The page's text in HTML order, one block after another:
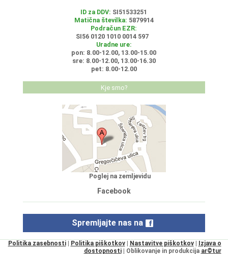
ID za DDV: SI51533251
Matična številka: 5879914
Podračun EZR:
SI56 0120 1010 0014 597
Uradne ure:
pon: 8.00-12.00, 13.00-15.00
sre: 8.00-12.00, 13.00-16.30
pet: 8.00-12.00
Kje smo?
Poglej na zemljevidu
Facebook
Spremljajte nas na
Politika zasebnosti| Politika piškotkov| Nastavitve piškotkov|
Izjava o
dostopnosti| Oblikovanje in produkcija ar©tur